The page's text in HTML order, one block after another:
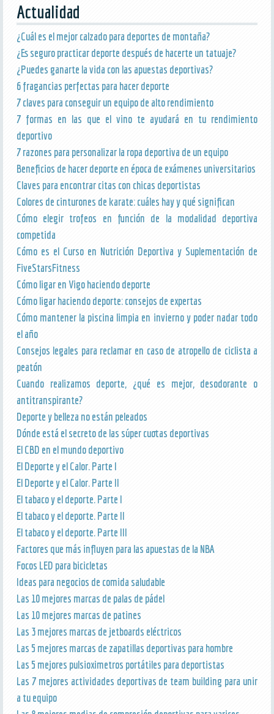
Actualidad
¿Cuál es el mejor calzado para deportes de montaña?
¿Es seguro practicar deporte después de hacerte un tatuaje?
¿Puedes ganarte la vida con las apuestas deportivas?
6 fragancias perfectas para hacer deporte
7 claves para conseguir un equipo de alto rendimiento
7 formas en las que el vino te ayudará en tu rendimiento
deportivo
7 razones para personalizar la ropa deportiva de un equipo
Beneficios de hacer deporte en época de exámenes universitarios
Claves para encontrar citas con chicas deportistas
Colores de cinturones de karate: cuáles hay y qué significan
Cómo elegir trofeos en función de la modalidad deportiva
competida
Cómo es el Curso en Nutrición Deportiva y Suplementación de
FiveStarsFitness
Cómo ligar en Vigo haciendo deporte
Cómo ligar haciendo deporte: consejos de expertas
Cómo mantener la piscina limpia en invierno y poder nadar todo
el año
Consejos legales para reclamar en caso de atropello de ciclista a
peatón
Cuando realizamos deporte, ¿qué es mejor, desodorante o
antitranspirante?
Deporte y belleza no están peleados
Dónde está el secreto de las súper cuotas deportivas
El CBD en el mundo deportivo
El Deporte y el Calor. Parte I
El Deporte y el Calor. Parte II
El tabaco y el deporte. Parte I
El tabaco y el deporte. Parte II
El tabaco y el deporte. Parte III
Factores que más influyen para las apuestas de la NBA
Focos LED para bicicletas
Ideas para negocios de comida saludable
Las 10 mejores marcas de palas de pádel
Las 10 mejores marcas de patines
Las 3 mejores marcas de jetboards eléctricos
Las 5 mejores marcas de zapatillas deportivas para hombre
Las 5 mejores pulsioximetros portátiles para deportistas
Las 7 mejores actividades deportivas de team building para unir
a tu equipo